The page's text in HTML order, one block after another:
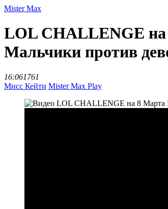
Mister Max
LOL CHALLENGE
Мальчики против
16:061761
Мисс Кейти Mister Max Play